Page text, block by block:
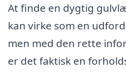
At finde en dygtig
kan virke som en
men med den rette
er det faktisk en